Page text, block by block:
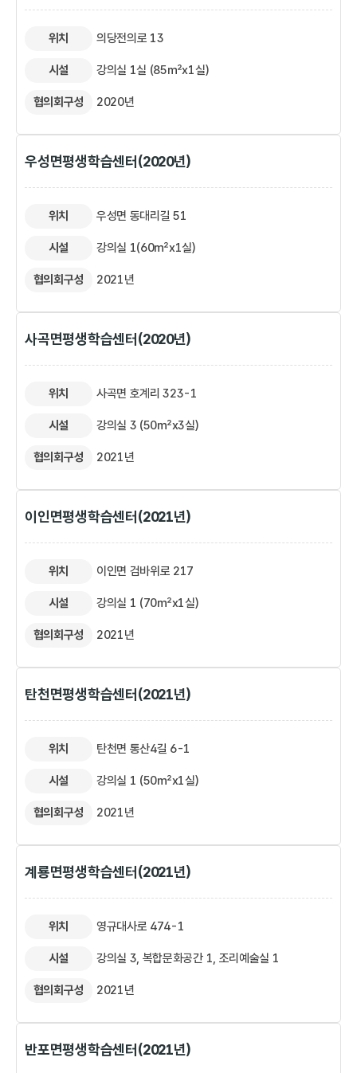
위치 의당전의로 13
시설 강의실 1실 (85㎡x1실)
협의회구성 2020년
우성면평생학습센터(2020년)
위치 우성면 동대리길 51
시설 강의실 1(60㎡x1실)
협의회구성 2021년
사곡면평생학습센터(2020년)
위치 사곡면 호계리 323-1
시설 강의실 3 (50㎡x3실)
협의회구성 2021년
이인면평생학습센터(2021년)
위치 이인면 검바위로 217
시설 강의실 1 (70㎡x1실)
협의회구성 2021년
탄천면평생학습센터(2021년)
위치 탄천면 통산4길 6-1
시설 강의실 1 (50㎡x1실)
협의회구성 2021년
계룡면평생학습센터(2021년)
위치 영규대사로 474-1
시설 강의실 3, 복합문화공간 1, 조리예술실 1
협의회구성 2021년
반포면평생학습센터(2021년)